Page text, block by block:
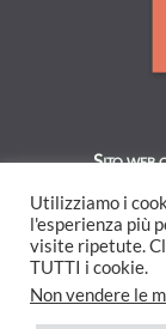
Sito web
Utilizziamo i
l'esperienza più
visite ripetute.
TUTTI i cookie.
Non vendere le